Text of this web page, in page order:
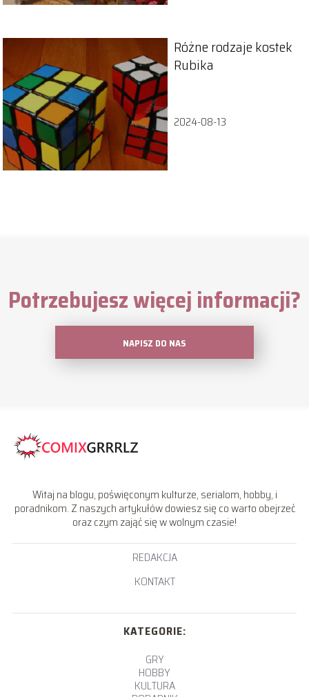
Różne rodzaje kostek
Rubika
2024-08-13
Potrzebujesz więcej informacji?
NAPISZ DO NAS
Witaj na blogu, poświęconym kulturze, serialom, hobby, i
poradnikom. Z naszych artykułów dowiesz się co warto obejrzeć
oraz czym zająć się w wolnym czasie!
REDAKCJA
KONTAKT
KATEGORIE:
GRY
HOBBY
KULTURA